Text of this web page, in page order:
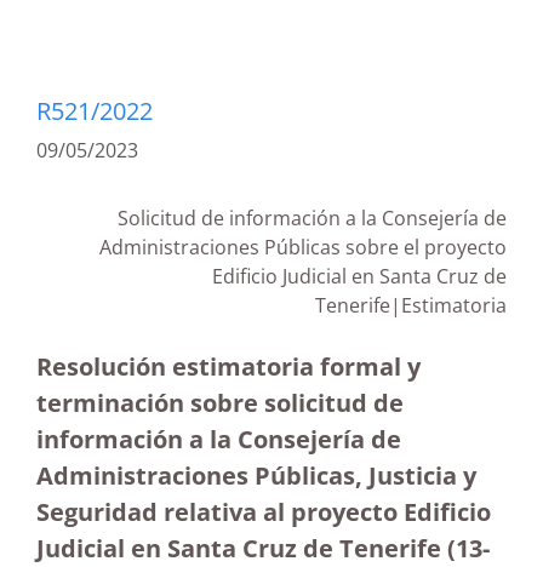
R521/2022
09/05/2023
Solicitud de información a la Consejería de
Administraciones Públicas sobre el proyecto
Edificio Judicial en Santa Cruz de
Tenerife|Estimatoria
Resolución estimatoria formal y
terminación sobre solicitud de
información a la Consejería de
Administraciones Públicas, Justicia y
Seguridad relativa al proyecto Edificio
Judicial en Santa Cruz de Tenerife (13-